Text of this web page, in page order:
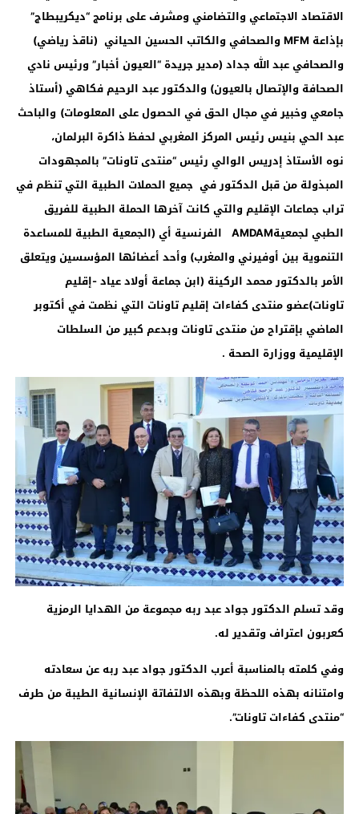
الاقتصاد الاجتماعي والتضامني ومشرف على برنامج “ديكريبطاج”
بإذاعة MFMوالصحافي والكاتب الحسين الحياني (ناقذ رياضي)
والصحافي عبد الله جداد (مدير جريدة “العيون أخبار” ورئيس نادي
الصحافة والإتصال بالعيون) والدكتور عبد الرحيم فكاهي (أستاذ
جامعي وخبير في مجال الحق في الحصول على المعلومات) والباحث
عبد الحي بنيس رئيس المركز المغربي لحفظ ذاكرة البرلمان،
نوه الأستاذ إدريس الوالي رئيس “منتدى تاونات” بالمجهودات
المبذولة من قبل الدكتور في جميع الحملات الطبية التي تنظم في
تراب جماعات الإقليم والتي كانت آخرها الحملة الطبية للفريق
الطبي لجمعيةAMDAM الفرنسية أي (الجمعية الطبية للمساعدة
التنموية بين أوفيرني والمغرب) وأحد أعضائها المؤسسين ويتعلق
الأمر بالدكتور محمد الركينة (ابن جماعة أولاد عياد -إقليم
تاونات)عضو منتدى كفاءات إقليم تاونات التي نظمت في أكتوبر
الماضي بإقتراح من منتدى تاونات وبدعم كبير من السلطات
الإقليمية ووزارة الصحة .
وقد تسلم الدكتور جواد عبد ربه مجموعة من الهدايا الرمزية
كعربون اعتراف وتقدير له.
وفي كلمته بالمناسبة أعرب الدكتور جواد عبد ربه عن سعادته
وامتنانه بهذه اللحظة وبهذه الالتفاتة الإنسانية الطيبة من طرف
“منتدى كفاءات تاونات”.